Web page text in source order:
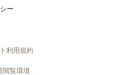
ー
利用規約
閲覧環境